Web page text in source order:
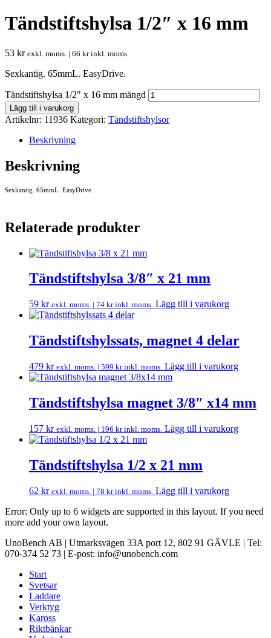
Tändstiftshylsa 1/2″ x 16 mm
53 kr exkl. moms. | 66 krinkl. moms.
Sexkantig. 65mmL. EasyDrive.
Tändstiftshylsa 1/2" x 16 mm mängd
Lägg till i varukorg
Artikelnr: 11936 Kategori: Tändstiftshylsor
Beskrivning
Beskrivning
Sexkantig. 65mmL. EasyDrive.
Relaterade produkter
Tändstiftshylsa 3/8″ x 21 mm
59 kr exkl. moms. | 74 krinkl. moms. Lägg till i varukorg
Tändstiftshylssats, magnet 4 delar
479 kr exkl. moms. | 599 krinkl. moms. Lägg till i varukorg
Tändstiftshylsa magnet 3/8″ x14 mm
157 kr exkl. moms. | 196 krinkl. moms. Lägg till i varukorg
Tändstiftshylsa 1/2 x 21 mm
62 kr exkl. moms. | 78 krinkl. moms. Lägg till i varukorg
Error: Only up to 6 widgets are supported in this layout. If you need
more add your own layout.
UnoBench AB | Utmarksvägen 33A port 12, 802 91 GÄVLE | Tel:
070-374 52 73 | E-post: info@unobench.com
Start
Svetsar
Laddare
Verktyg
Kaross
Riktbänkar